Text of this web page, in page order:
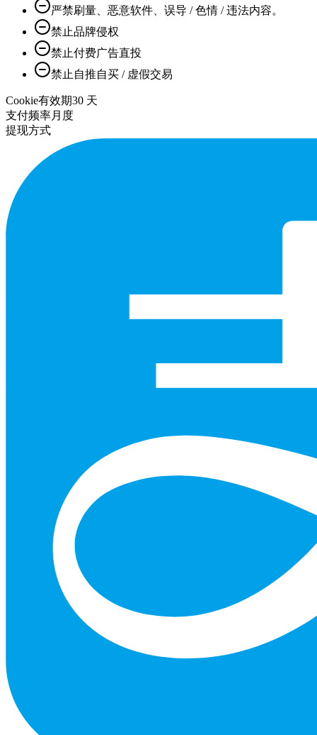
严禁刷量、恶意软件、误导 / 色情 / 违法内容。
禁止品牌侵权
禁止付费广告直投
禁止自推自买 / 虚假交易
Cookie有效期30 天
支付频率月度
提现方式